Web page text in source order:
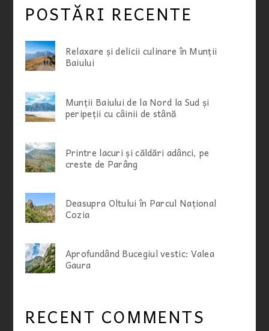
POSTĂRI RECENTE
Relaxare și delicii culinare în Munții
Baiului
Munții Baiului de la Nord la Sud și
peripeții cu câinii de stână
Printre lacuri și căldări adânci, pe
creste de Parâng
Deasupra Oltului în Parcul Național
Cozia
Aprofundând Bucegiul vestic: Valea
Gaura
RECENT COMMENTS